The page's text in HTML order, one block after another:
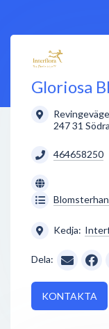
Gloriosa
247 31
464658250
Kedja:
Dela:
KONTAKTA